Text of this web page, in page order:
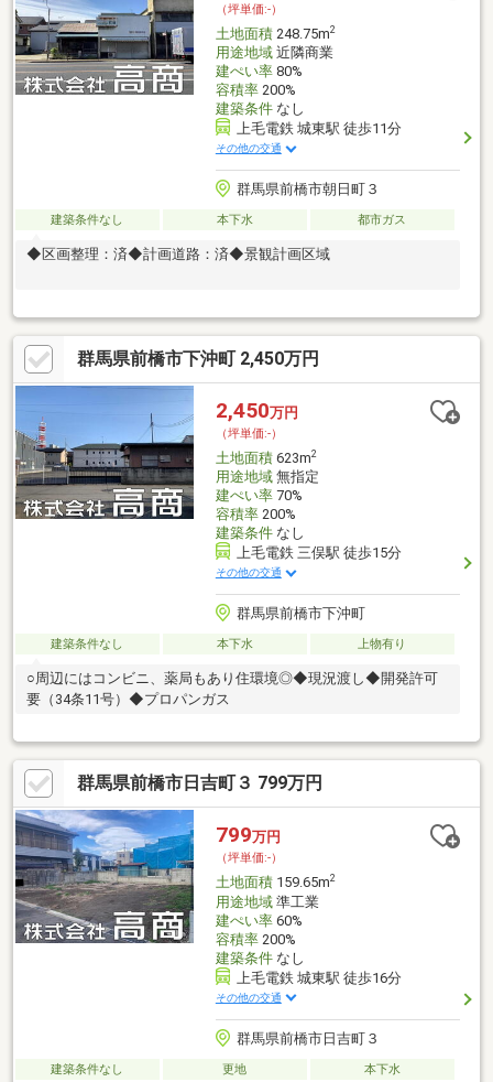
（坪単価:-）
土地面積248.75m2
用途地域近隣商業
建ぺい率80%
容積率200%
建築条件なし
上毛電鉄 城東駅 徒歩11分
その他の交通
群馬県前橋市朝日町３
建築条件なし 本下水 都市ガス
◆区画整理：済◆計画道路：済◆景観計画区域
群馬県前橋市下沖町 2,450万円
2,450万円
（坪単価:-）
土地面積623m2
用途地域無指定
建ぺい率70%
容積率200%
建築条件なし
上毛電鉄 三俣駅 徒歩15分
その他の交通
群馬県前橋市下沖町
建築条件なし 本下水 上物有り
○周辺にはコンビニ、薬局もあり住環境◎◆現況渡し◆開発許可
要（34条11号）◆プロパンガス
群馬県前橋市日吉町３ 799万円
799万円
（坪単価:-）
土地面積159.65m2
用途地域準工業
建ぺい率60%
容積率200%
建築条件なし
上毛電鉄 城東駅 徒歩16分
その他の交通
群馬県前橋市日吉町３
建築条件なし 更地
本下水